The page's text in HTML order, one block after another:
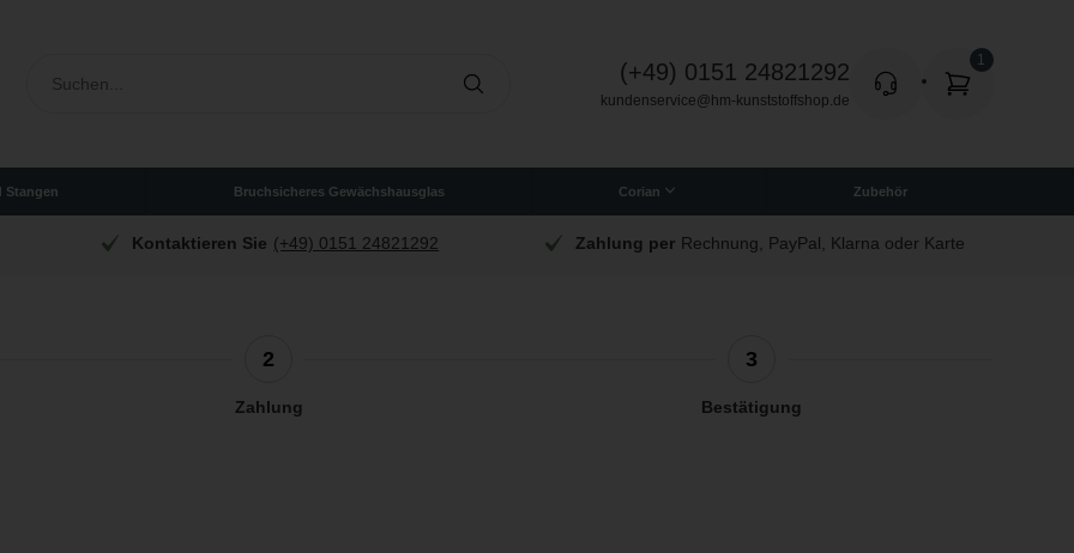
(+49) 0151 24821292
kundenservice@hm-kunststoffshop.de
Stangen Bruchsicheres Gewächshausglas Corian Zubehör
24821292 Zahlung per Rechnung, PayPal, Klarna oder Karte Schnelle Lieferung Wir versenden
2
Zahlung
3
Bestätigung